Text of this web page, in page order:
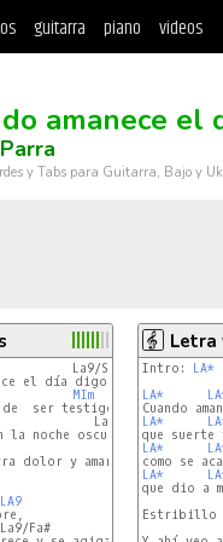
guitarra piano videos
amanece el
y Tabs para Guitarra, Bajo y
La9/Sol
el día digo
MIm
ser testigo
La9/Sol
la noche oscura
MIm
dolor y amargura.
LA9
La9/Fa#
Letra
Intro: LA*
LA*
LA*
LA*
LA*
que dio a
Estribillo